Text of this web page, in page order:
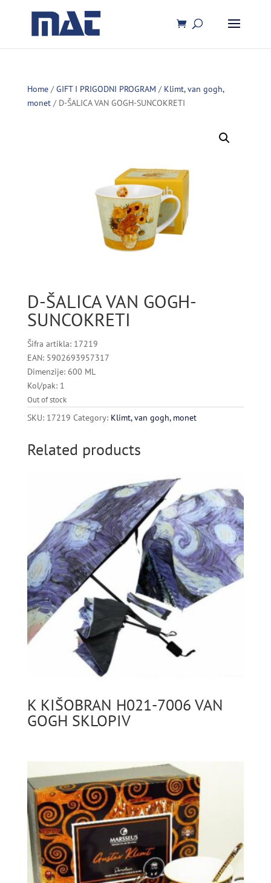
Home/GIFT I PRIGODNI PROGRAM / Klimt, van gogh,
monet/ D-ŠALICA VAN GOGH-SUNCOKRETI
D-ŠALICA VAN GOGH-
SUNCOKRETI
Šifra artikla: 17219
EAN: 5902693957317
Dimenzije: 600 ML
Kol/pak: 1
Out of stock
SKU: 17219 Category: Klimt, van gogh, monet
Related products
K KIŠOBRAN H021-7006 VAN
GOGH SKLOPIV